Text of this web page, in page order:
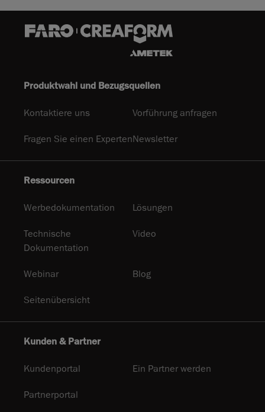
Produktwahl und Bezugsquellen
Kontaktiere uns Vorführung anfragen
Fragen Sie einen ExpertenNewsletter
Ressourcen
Werbedokumentation Lösungen
Technische
Dokumentation
Video
Webinar Blog
Seitenübersicht
Kunden & Partner
Kundenportal Ein Partner werden
Partnerportal